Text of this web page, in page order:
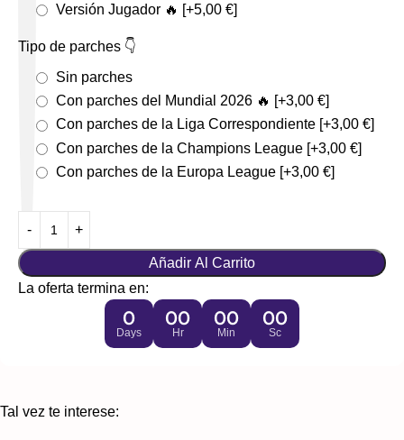
Versión Jugador 🔥 [+5,00 €]
Tipo de parches 👇
Sin parches
Con parches del Mundial 2026 🔥 [+3,00 €]
Con parches de la Liga Correspondiente [+3,00 €]
Con parches de la Champions League [+3,00 €]
Con parches de la Europa League [+3,00 €]
Añadir Al Carrito
La oferta termina en:
0
Days
00
Hr
00
Min
00
Sc
Tal vez te interese: